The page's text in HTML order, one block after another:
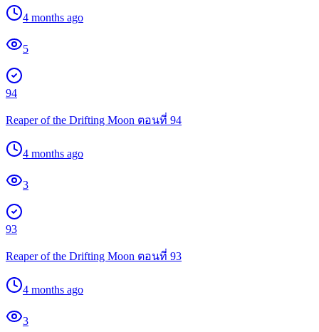
4 months ago
5
94
Reaper of the Drifting Moon ตอนที่ 94
4 months ago
3
93
Reaper of the Drifting Moon ตอนที่ 93
4 months ago
3